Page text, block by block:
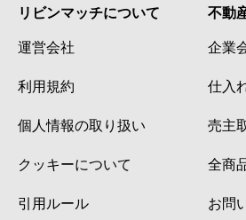
リビンマッチについて
運営会社
利用規約
個人情報の取り扱い
クッキーについて
引用ルール
不動
企業
仕入
売主
全商
お問